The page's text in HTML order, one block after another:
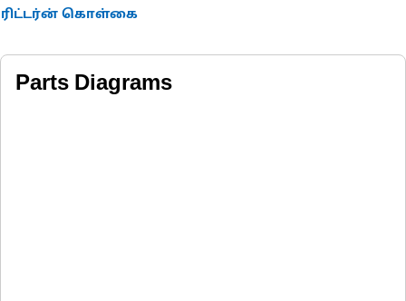
ரிட்டர்ன் கொள்கை
Parts Diagrams